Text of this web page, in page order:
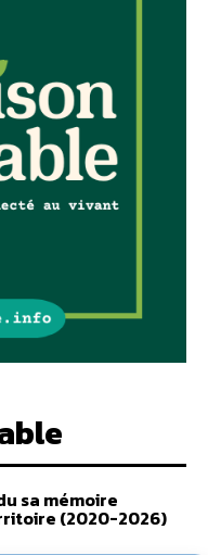
sa mémoire
(2020-2026)